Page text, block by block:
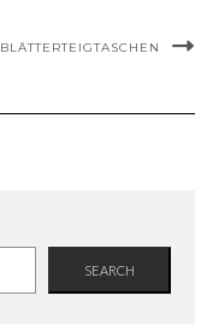
BLÄTTERTEIGTASCHEN
SEARCH